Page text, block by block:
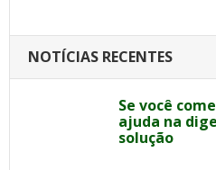
NOTÍCIAS RECENTES
Se você
ajuda na
solução